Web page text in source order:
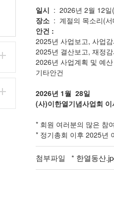
일시 : 2026년 2월 12
장소 : 계절의 목소리(
안건 :
2025년 사업보고, 사업
2025년 결산보고, 재정
2026년 사업계획 및 예
기타안건
2026년 1월 28일
(사)이한열기념사업회
* 회원 여러분의 많은 참
* 정기총회 이후 2025년
첨부파일 * 한열동산